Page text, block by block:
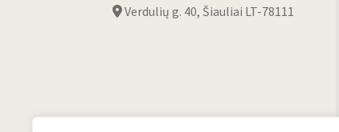
Verdulių g. 40, Šiauliai LT-78111